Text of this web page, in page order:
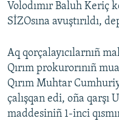
Volodımır Baluh Keriç
SİZOsına avuştırıldı,
Aq qorçalayıcılarnıñ
Qırım prokurorınıñ
Qırım Muhtar
çalışqan edi, oña qarşı
maddesiniñ 1-inci